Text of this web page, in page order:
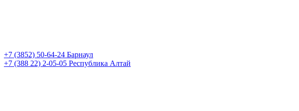
+7 (3852) 50-64-24 Барнаул
+7 (388 22) 2-05-05 Республика Алтай